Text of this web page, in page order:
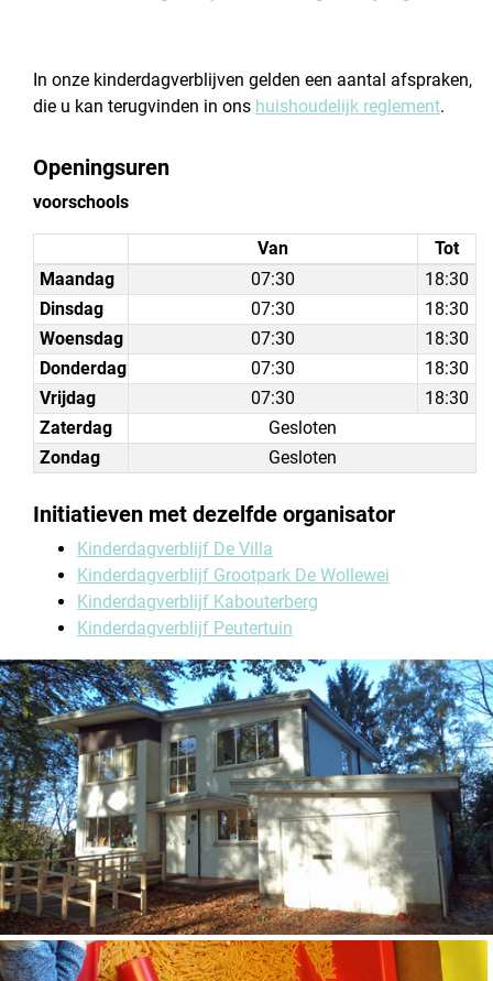
In onze kinderdagverblijven gelden een aantal afspraken,
die u kan terugvinden in ons huishoudelijk reglement.
Openingsuren
voorschools
Van
Tot
Maandag
07:30
18:30
Dinsdag
07:30
18:30
Woensdag
07:30
18:30
Donderdag
07:30
18:30
Vrijdag
07:30
18:30
Zaterdag
Gesloten
Zondag
Gesloten
Initiatieven met dezelfde organisator
Kinderdagverblijf De Villa
Kinderdagverblijf Grootpark De Wollewei
Kinderdagverblijf Kabouterberg
Kinderdagverblijf Peutertuin